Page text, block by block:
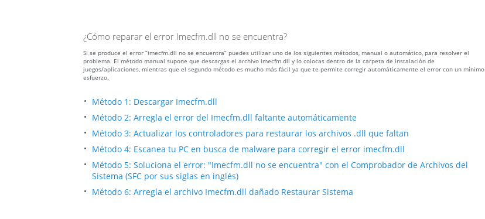
¿Cómo reparar el error Imecfm.dll no se encuentra?
Si se produce el error “imecfm.dll no se encuentra” puedes utilizar uno de los siguientes métodos, manual o automático, para resolver el
problema. El método manual supone que descargas el archivo imecfm.dll y lo colocas dentro de la carpeta de instalación de
juegos/aplicaciones, mientras que el segundo método es mucho más fácil ya que te permite corregir automáticamente el error con un mínimo
esfuerzo.
Método 1: Descargar Imecfm.dll
Método 2: Arregla el error del Imecfm.dll faltante automáticamente
Método 3: Actualizar los controladores para restaurar los archivos .dll que faltan
Método 4: Escanea tu PC en busca de malware para corregir el error imecfm.dll
Método 5: Soluciona el error: "Imecfm.dll no se encuentra" con el Comprobador de Archivos del
Sistema (SFC por sus siglas en inglés)
Método 6: Arregla el archivo Imecfm.dll dañado Restaurar Sistema